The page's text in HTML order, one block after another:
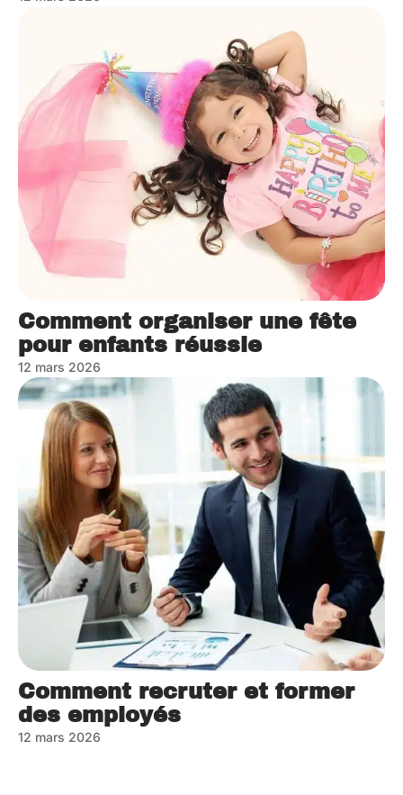
Comment organiser une fête
pour enfants réussie
12 mars 2026
Comment recruter et former
des employés
12 mars 2026